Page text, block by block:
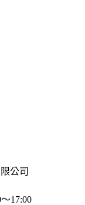
公司
17:00